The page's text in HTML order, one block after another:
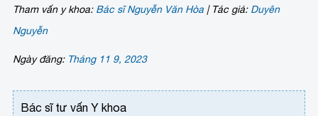
Tham vấn y khoa: Bác sĩ Nguyễn Văn Hòa |Tác giả: Duyên
Nguyễn
Ngày đăng: Tháng 11 9, 2023
Bác sĩ tư vấn Y khoa